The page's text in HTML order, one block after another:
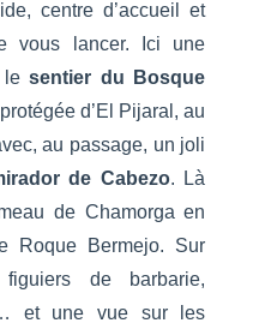
centre d’accueil et
vous lancer. Ici une
lesentier du Bosque
d’El Pijaral, au
au passage, un joli
de Cabezo. Là
de Chamorga en
Roque Bermejo. Sur
de barbarie,
et une vue sur les